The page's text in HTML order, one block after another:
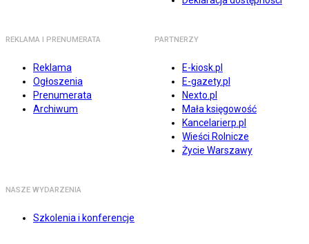
REKLAMA I PRENUMERATA
Reklama
Ogłoszenia
Prenumerata
Archiwum
PARTNERZY
E-kiosk.pl
E-gazety.pl
Nexto.pl
Mała księgowość
Kancelarierp.pl
Wieści Rolnicze
Życie Warszawy
NASZE WYDARZENIA
Szkolenia i konferencje